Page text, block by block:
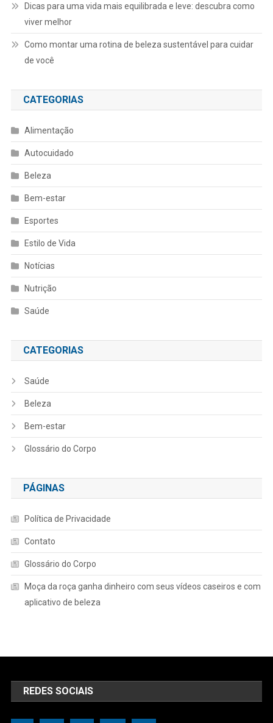
Dicas para uma vida mais equilibrada e leve: descubra como
viver melhor
Como montar uma rotina de beleza sustentável para cuidar
de você
CATEGORIAS
Alimentação
Autocuidado
Beleza
Bem-estar
Esportes
Estilo de Vida
Notícias
Nutrição
Saúde
CATEGORIAS
Saúde
Beleza
Bem-estar
Glossário do Corpo
PÁGINAS
Política de Privacidade
Contato
Glossário do Corpo
Moça da roça ganha dinheiro com seus vídeos caseiros e com
aplicativo de beleza
REDES SOCIAIS